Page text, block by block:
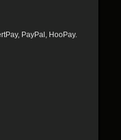
PayPal, HooPay.